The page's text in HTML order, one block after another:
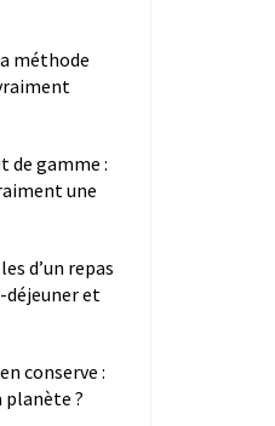
méthode
de gamme :
une
d’un repas
et
conserve :
planète ?